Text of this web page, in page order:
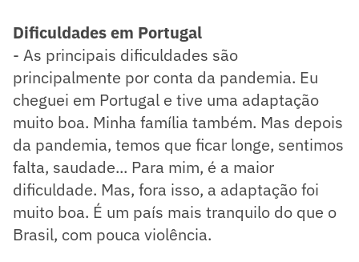
Dificuldades em Portugal
- As principais dificuldades são
principalmente por conta da pandemia. Eu
cheguei em Portugal e tive uma adaptação
muito boa. Minha família também. Mas depois
da pandemia, temos que ficar longe, sentimos
falta, saudade... Para mim, é a maior
dificuldade. Mas, fora isso, a adaptação foi
muito boa. É um país mais tranquilo do que o
Brasil, com pouca violência.